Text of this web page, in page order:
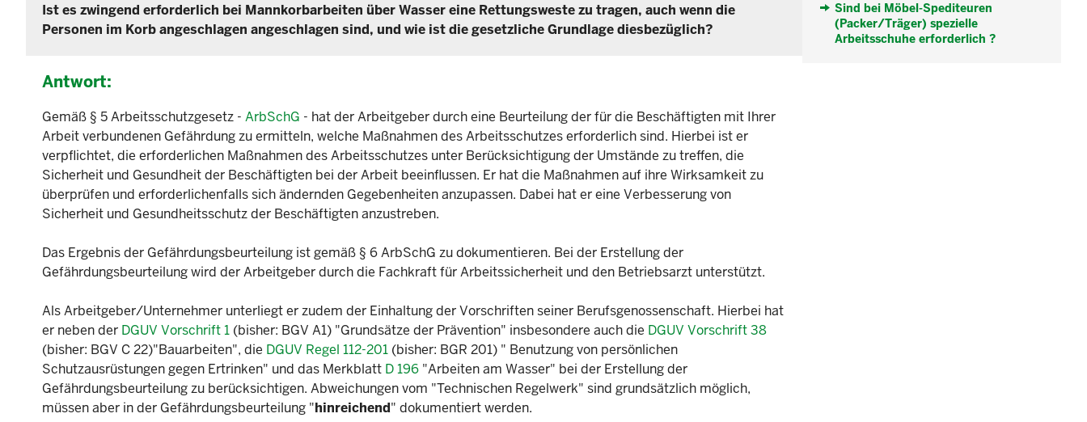
Ist es zwingend erforderlich bei Mannkorbarbeiten über Wasser eine Rettungsweste zu tragen, auch wenn die
Personen im Korb angeschlagen angeschlagen sind, und wie ist die gesetzliche Grundlage diesbezüglich?
Antwort:
Gemäß § 5 Arbeitsschutzgesetz - ArbSchG - hat der Arbeitgeber durch eine Beurteilung der für die Beschäftigten mit Ihrer
Arbeit verbundenen Gefährdung zu ermitteln, welche Maßnahmen des Arbeitsschutzes erforderlich sind. Hierbei ist er
verpflichtet, die erforderlichen Maßnahmen des Arbeitsschutzes unter Berücksichtigung der Umstände zu treffen, die
Sicherheit und Gesundheit der Beschäftigten bei der Arbeit beeinflussen. Er hat die Maßnahmen auf ihre Wirksamkeit zu
überprüfen und erforderlichenfalls sich ändernden Gegebenheiten anzupassen. Dabei hat er eine Verbesserung von
Sicherheit und Gesundheitsschutz der Beschäftigten anzustreben.
Das Ergebnis der Gefährdungsbeurteilung ist gemäß § 6 ArbSchG zu dokumentieren. Bei der Erstellung der
Gefährdungsbeurteilung wird der Arbeitgeber durch die Fachkraft für Arbeitssicherheit und den Betriebsarzt unterstützt.
Als Arbeitgeber/Unternehmer unterliegt er zudem der Einhaltung der Vorschriften seiner Berufsgenossenschaft. Hierbei hat
er neben der DGUV Vorschrift 1 (bisher: BGV A1) "Grundsätze der Prävention" insbesondere auch die DGUV Vorschrift 38
(bisher: BGV C 22)"Bauarbeiten", die DGUV Regel 112-201 (bisher: BGR 201) " Benutzung von persönlichen
Schutzausrüstungen gegen Ertrinken" und das Merkblatt D 196 "Arbeiten am Wasser" bei der Erstellung der
Gefährdungsbeurteilung zu berücksichtigen. Abweichungen vom "Technischen Regelwerk" sind grundsätzlich möglich,
müssen aber in der Gefährdungsbeurteilung "hinreichend" dokumentiert werden.
Sind bei Möbel-Spediteuren
(Packer/Träger) spezielle
Arbeitsschuhe erforderlich ?